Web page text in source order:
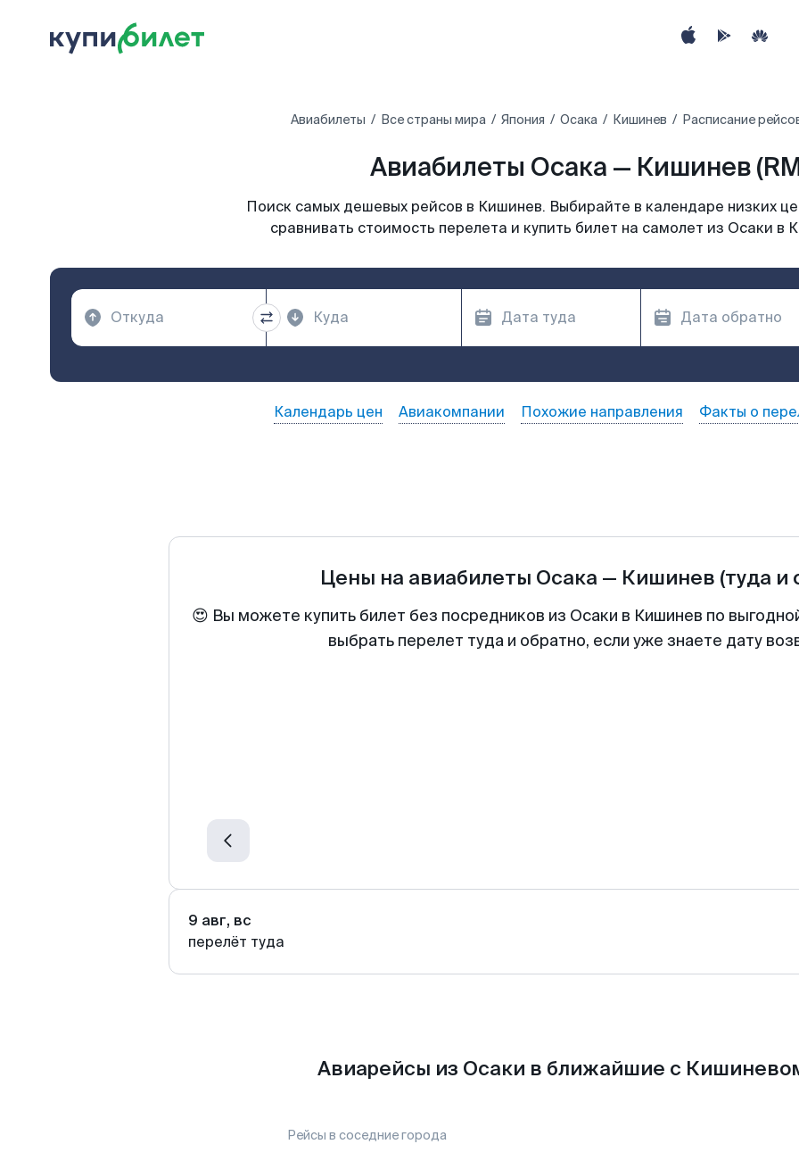
Авиабилеты Все страны мира Япония Осака Кишинев Расписание
Авиабилеты Осака — Кишинев
Поиск самых дешевых рейсов в Кишинев. Выбирайте в календаре низких
сравнивать стоимость перелета и купить билет на самолет из Осаки в
Календарь цен Авиакомпании Похожие направления Факты о
Цены на авиабилеты Осака — Кишинев (туда и
😍 Вы можете купить билет без посредников из Осаки в Кишинев по
выбрать перелет туда и обратно, если уже знаете дату
9 авг, вс
перелёт туда
Авиарейсы из Осаки в ближайшие с
Рейсы в соседние города